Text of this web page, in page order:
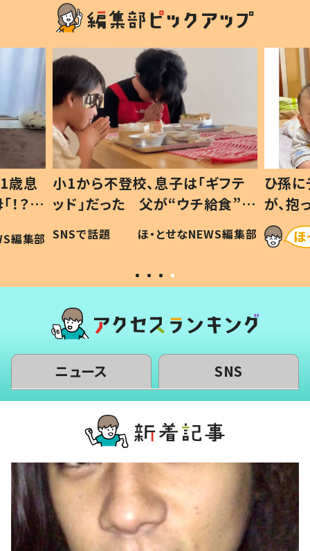
歳息
？」
編集部
小1から不登校、息子は「ギフテ
ッド」だった 父が“ウチ給食”を
作り続ける理由とは #令和の親
#令和の子
SNSで話題 ほ・とせなNEWS編集部
ひ孫
が、
「涙が
い」
ニュース SNS